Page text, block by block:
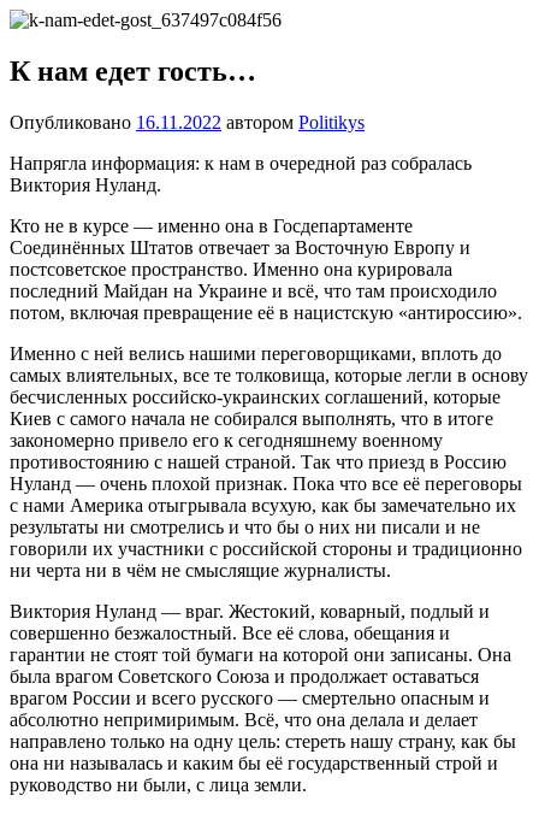
Перейти
содержимому
один
сайт
WordPress
К нам едет гость…
Опубликовано 16.11.2022 автором Politikys
Напрягла информация: к нам в очередной раз собралась
Виктория Нуланд.
Кто не в курсе — именно она в Госдепартаменте
Соединённых Штатов отвечает за Восточную Европу и
постсоветское пространство. Именно она курировала
последний Майдан на Украине и всё, что там происходило
потом, включая превращение её в нацистскую «антироссию».
Именно с ней велись нашими переговорщиками, вплоть до
самых влиятельных, все те толковища, которые легли в основу
бесчисленных российско-украинских соглашений, которые
Киев с самого начала не собирался выполнять, что в итоге
закономерно привело его к сегодняшнему военному
противостоянию с нашей страной. Так что приезд в Россию
Нуланд — очень плохой признак. Пока что все её переговоры
с нами Америка отыгрывала всухую, как бы замечательно их
результаты ни смотрелись и что бы о них ни писали и не
говорили их участники с российской стороны и традиционно
ни черта ни в чём не смыслящие журналисты.
Виктория Нуланд — враг. Жестокий, коварный, подлый и
совершенно безжалостный. Все её слова, обещания и
гарантии не стоят той бумаги на которой они записаны. Она
была врагом Советского Союза и продолжает оставаться
врагом России и всего русского — смертельно опасным и
абсолютно непримиримым. Всё, что она делала и делает
направлено только на одну цель: стереть нашу страну, как бы
она ни называлась и каким бы её государственный строй и
руководство ни были, с лица земли.